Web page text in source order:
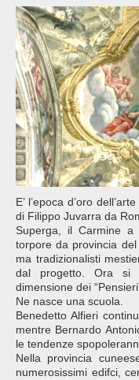
E’ l’epoca d’oro
di Filippo Juvarra da
Superga, il Carmine
torpore da provincia
ma tradizionalisti
dal progetto. Ora si
dimensione dei
Ne nasce una scuola.
Benedetto Alfieri
mentre Bernardo
le tendenze
Nella provincia
numerosissimi edifci,